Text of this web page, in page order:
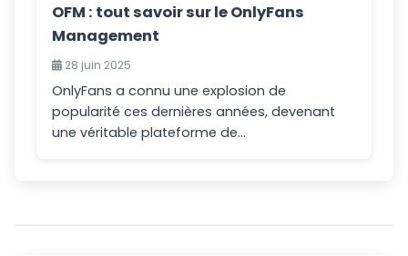
OFM : tout savoir sur le OnlyFans
Management
28 juin 2025
OnlyFans a connu une explosion de
popularité ces dernières années, devenant
une véritable plateforme de...